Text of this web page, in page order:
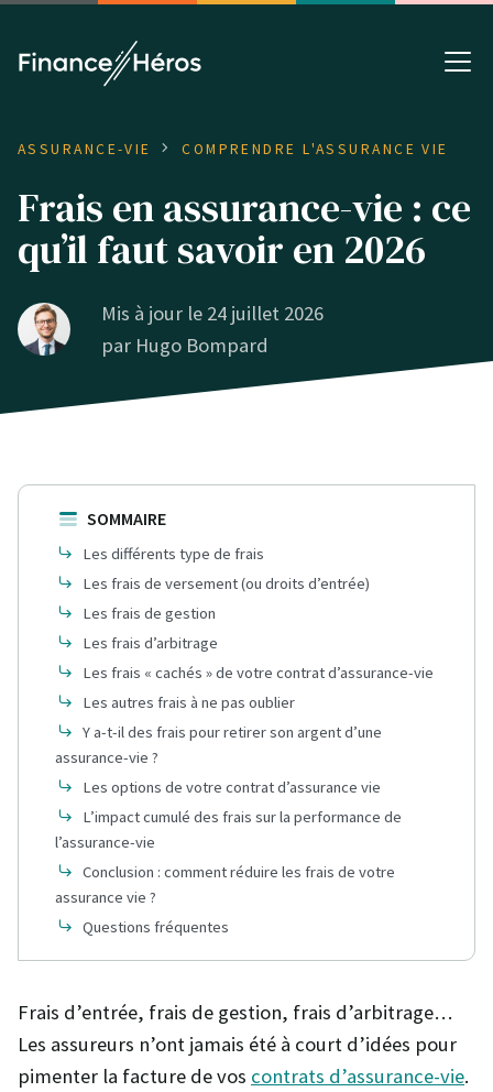
ASSURANCE-VIE COMPRENDRE L'ASSURANCE VIE
Frais en assurance-vie : ce
qu’il faut savoir en 2026
Mis à jour le 24 juillet 2026
par Hugo Bompard
SOMMAIRE
Les différents type de frais
Les frais de versement (ou droits d’entrée)
Les frais de gestion
Les frais d’arbitrage
Les frais « cachés » de votre contrat d’assurance-vie
Les autres frais à ne pas oublier
Y a-t-il des frais pour retirer son argent d’une
assurance-vie ?
Les options de votre contrat d’assurance vie
L’impact cumulé des frais sur la performance de
l’assurance-vie
Conclusion : comment réduire les frais de votre
assurance vie ?
Questions fréquentes
Frais d’entrée, frais de gestion, frais d’arbitrage…
Les assureurs n’ont jamais été à court d’idées pour
pimenter la facture de vos contrats d’assurance-vie.